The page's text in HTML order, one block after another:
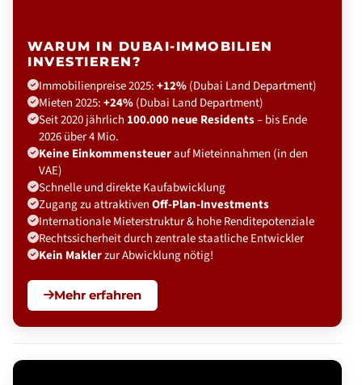
WARUM IN DUBAI-IMMOBILIEN
INVESTIEREN?
Immobilienpreise 2025:+12%(Dubai Land Department)
Mieten 2025:+24%(Dubai Land Department)
Seit 2020 jährlich 100.000 neue Residents– bis Ende
2026 über 4 Mio.
Keine Einkommensteuerauf Mieteinnahmen (in den
VAE)
Schnelle und direkte Kaufabwicklung
Zugang zu attraktivenOff-Plan-Investments
Internationale Mieterstruktur & hohe Renditepotenziale
Rechtssicherheit durch zentrale staatliche Entwickler
Kein Maklerzur Abwicklung nötig!
Mehr erfahren